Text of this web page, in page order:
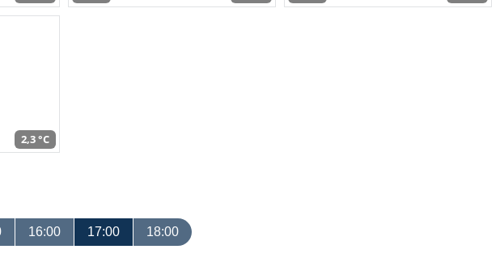
2,3 °C
16:00 17:00 18:00